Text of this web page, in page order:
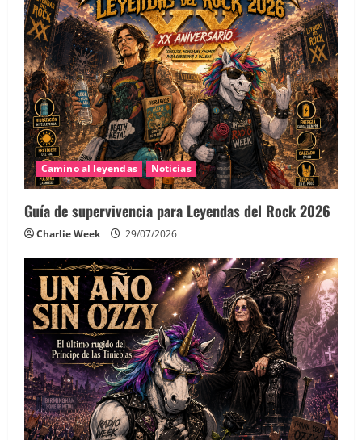
Camino al leyendas Noticias
Guía de supervivencia para Leyendas del Rock 2026
Charlie Week 29/07/2026